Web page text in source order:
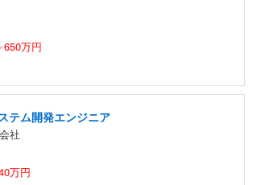
650万円
テム開発エンジニア
社
万円